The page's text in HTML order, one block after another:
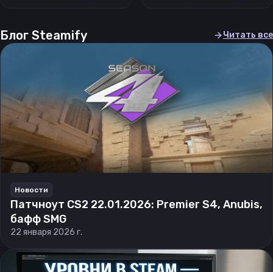
Блог Steamify Читать все
Новости
Патчноут CS2 22.01.2026: Premier S4, Anubis,
бафф SMG
22 января 2026 г.